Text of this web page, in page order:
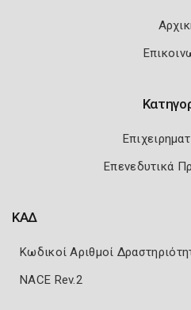
Επενεδυτικά
ΚΑΔ
Κωδικοί Αριθμοί
NACE Rev.2